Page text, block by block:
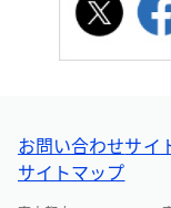
お問い合わせサイ
サイトマップ